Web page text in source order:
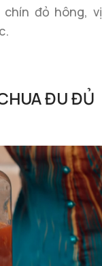
chín đỏ hông, vị
ĐU ĐỦ